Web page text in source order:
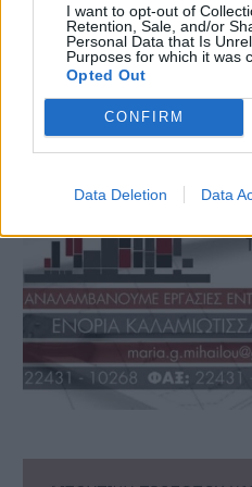
I want to opt-out of
Retention, Sale, and/or
Personal Data that Is
Purposes for which it was
Opted Out
CONFIRM
Data Deletion Data